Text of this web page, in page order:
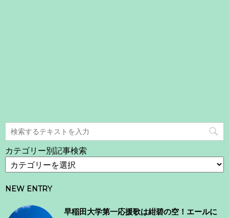
カテゴリー別記事検索
NEW ENTRY
早稲田大学第一応援歌は紺碧の空！エールに